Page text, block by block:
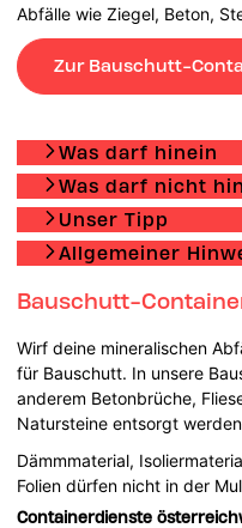
Abfälle wie Ziegel, Beton,
Zur Bauschutt-
Was darf hinein
Was darf nicht
Unser Tipp
Allgemeiner
Bauschutt-
Wirf deine mineralischen
für Bauschutt. In unsere
anderem Betonbrüche,
Natursteine entsorgt
Dämmmaterial,
Folien dürfen nicht in der
Containerdienste